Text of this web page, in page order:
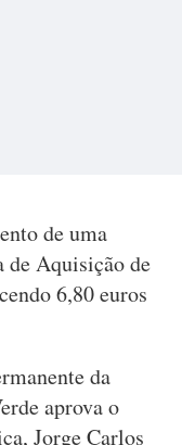
de uma
de Aquisição de
6,80 euros
da
aprova o
Jorge Carlos